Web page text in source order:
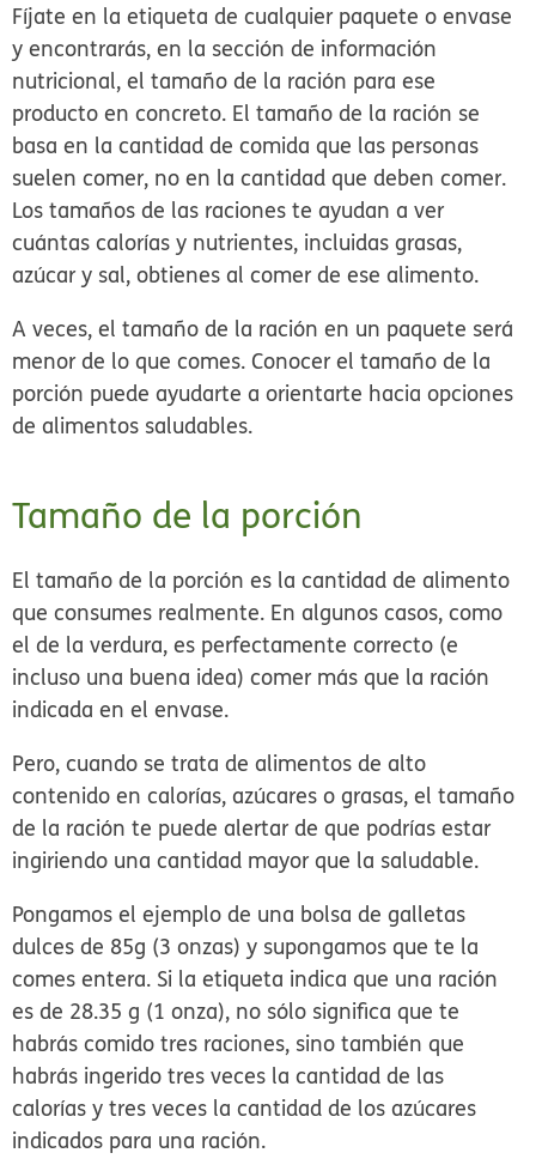
Fíjate en la etiqueta de cualquier paquete o envase
y encontrarás, en la sección de información
nutricional, eltamaño de la ración para ese
producto en concreto. El tamaño de la ración se
basa en la cantidad de comida que las personas
suelen comer, no en la cantidad que deben comer.
Los tamaños de las raciones te ayudan a ver
cuántas calorías y nutrientes, incluidas grasas,
azúcar y sal, obtienes al comer de ese alimento.
A veces, el tamaño de la ración en un paquete será
menor de lo que comes. Conocer el tamaño de la
porción puede ayudarte a orientarte hacia opciones
de alimentos saludables.
Tamaño de la porción
Eltamaño de la porción es la cantidad de alimento
que consumes realmente. En algunos casos, como
el de la verdura, es perfectamente correcto (e
incluso una buena idea) comer más que la ración
indicada en el envase.
Pero, cuando se trata de alimentos de alto
contenido en calorías, azúcares o grasas, el tamaño
de la ración te puede alertar de que podrías estar
ingiriendo una cantidad mayor que la saludable.
Pongamos el ejemplo de una bolsa de galletas
dulces de 85g (3 onzas) y supongamos que te la
comes entera. Si la etiqueta indica que una ración
es de 28.35 g (1 onza), no sólo significa que te
habrás comido tres raciones, sino también que
habrás ingerido tres veces la cantidad de las
calorías y tres veces la cantidad de los azúcares
indicados para una ración.